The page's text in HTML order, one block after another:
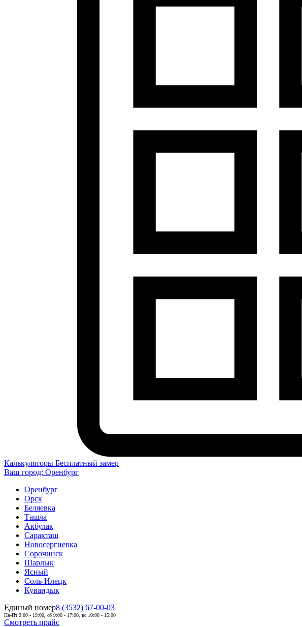
Калькуляторы Бесплатный замер
Ваш город: Оренбург
Оренбург
Орск
Беляевка
Ташла
Акбулак
Саракташ
Новосергиевка
Сорочинск
Шарлык
Ясный
Соль-Илецк
Кувандык
Единый номер8 (3532) 67-00-03
Пн-Пт 9:00 - 19:00, сб 9:00 - 17:00, вс 10:00 - 15:00
Смотреть прайс